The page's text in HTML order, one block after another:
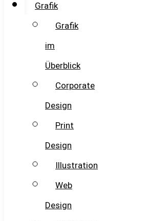
Grafik
Grafik
im
Überblick
Corporate
Design
Print
Design
Illustration
Web
Design